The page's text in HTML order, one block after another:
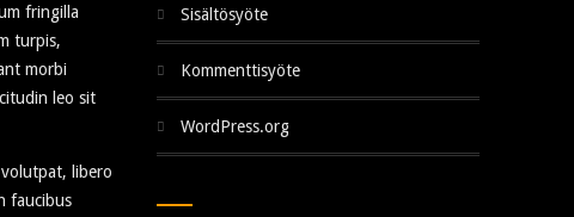
fringilla
turpis,
morbi
leo sit
libero
faucibus
Sisältösyöte
Kommenttisyöte
WordPress.org